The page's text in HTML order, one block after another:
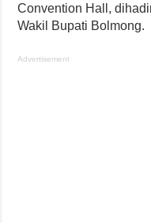
Convention Hall,
Wakil Bupati Bolmong.
Advertisement